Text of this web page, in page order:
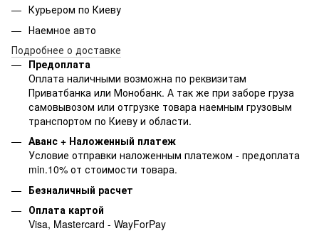
Курьером по Киеву
Наемное авто
Подробнее о доставке
Предоплата
Оплата наличными возможна по реквизитам
Приватбанка или Монобанк. А так же при заборе груза
самовывозом или отгрузке товара наемным грузовым
транспортом по Киеву и области.
Аванс + Наложенный платеж
Условие отправки наложенным платежом - предоплата
min.10% от стоимости товара.
Безналичный расчет
Оплата картой
Visa, Mastercard - WayForPay